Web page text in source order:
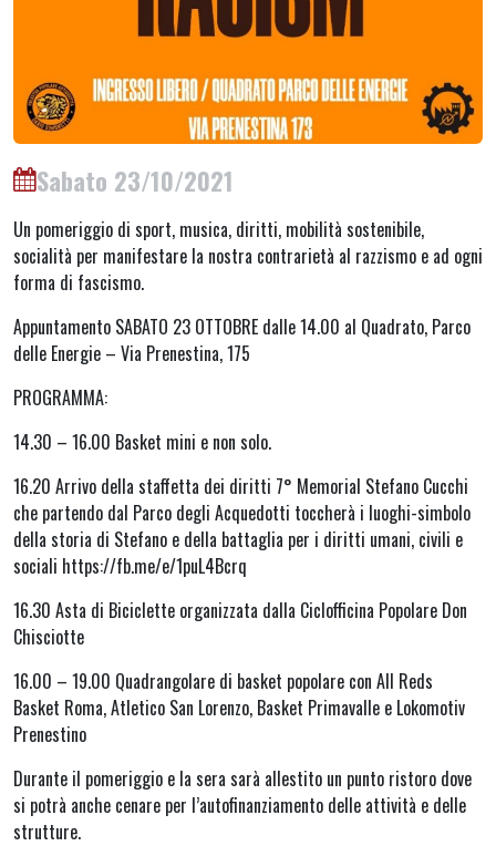
Sabato 23/10/2021
Un pomeriggio di sport, musica, diritti, mobilità sostenibile,
socialità per manifestare la nostra contrarietà al razzismo e ad ogni
forma di fascismo.
Appuntamento SABATO 23 OTTOBRE dalle 14.00 al Quadrato, Parco
delle Energie – Via Prenestina, 175
PROGRAMMA:
14.30 – 16.00 Basket mini e non solo.
16.20 Arrivo della staffetta dei diritti 7° Memorial Stefano Cucchi
che partendo dal Parco degli Acquedotti toccherà i luoghi-simbolo
della storia di Stefano e della battaglia per i diritti umani, civili e
sociali https://fb.me/e/1puL4Bcrq
16.30 Asta di Biciclette organizzata dalla Ciclofficina Popolare Don
Chisciotte
16.00 – 19.00 Quadrangolare di basket popolare con All Reds
Basket Roma, Atletico San Lorenzo, Basket Primavalle e Lokomotiv
Prenestino
Durante il pomeriggio e la sera sarà allestito un punto ristoro dove
si potrà anche cenare per l’autofinanziamento delle attività e delle
strutture.